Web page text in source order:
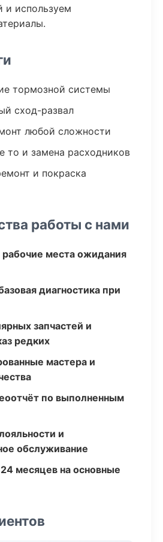
и используем
тормозной системы
сход-развал
любой сложности
то и замена расходников
и покраска
работы с нами
места ожидания
диагностика при
запчастей и
редких
мастера и
по выполненным
и
обслуживание
месяцев на основные